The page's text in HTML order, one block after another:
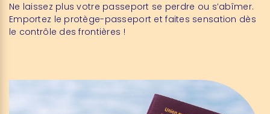
Ne laissez plus votre passeport se perdre ou s’abîmer.
Emportez le protège-passeport et faites sensation dès
le contrôle des frontières !